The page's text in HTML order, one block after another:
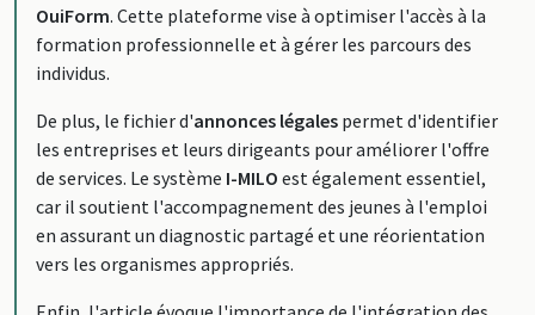
OuiForm. Cette plateforme vise à optimiser l'accès à la
formation professionnelle et à gérer les parcours des
individus.
De plus, le fichier d'annonces légales permet d'identifier
les entreprises et leurs dirigeants pour améliorer l'offre
de services. Le système I-MILO est également essentiel,
car il soutient l'accompagnement des jeunes à l'emploi
en assurant un diagnostic partagé et une réorientation
vers les organismes appropriés.